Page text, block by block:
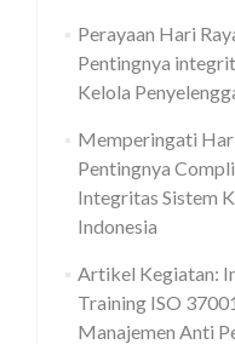
Perayaan Hari
Pentingnya
Kelola
Memperingati
Pentingnya
Integritas Sistem
Indonesia
Artikel Kegiatan:
Training ISO
Manajemen Anti